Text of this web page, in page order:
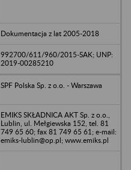
Dokumentacja z lat 2005-2018
992700/611/960/2015-SAK; UNP:
2019-00285210
SPF Polska Sp. z o.o. - Warszawa
EMIKS SKŁADNICA AKT Sp. z o.o.,
Lublin, ul. Mełgiewska 152, tel. 81
749 65 60; fax 81 749 65 61; e-mail:
emiks-lublin@op.pl; www.emiks.pl